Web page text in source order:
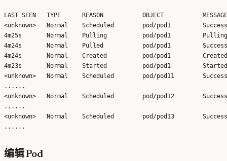
LAST SEEN   TYPE      REASON           OBJECT           MESSAGE
<unknown>   Normal    Scheduled        pod/pod1
4m25s       Normal    Pulling          pod/pod1         Pulling
4m24s       Normal    Pulled           pod/pod1
4m24s       Normal    Created          pod/pod1         Created
4m23s       Normal    Started          pod/pod1         Started
<unknown>   Normal    Scheduled        pod/pod11
......
<unknown>   Normal    Scheduled        pod/pod12
......
<unknown>   Normal    Scheduled        pod/pod13
编辑 Pod